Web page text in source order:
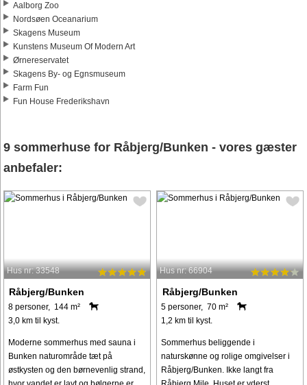
Aalborg Zoo
Nordsøen Oceanarium
Skagens Museum
Kunstens Museum Of Modern Art
Ørnereservatet
Skagens By- og Egnsmuseum
Farm Fun
Fun House Frederikshavn
9 sommerhuse for Råbjerg/Bunken - vores gæster
anbefaler:
Hus nr: 33548
Råbjerg/Bunken
8 personer, 144 m²
3,0 km til kyst.
Moderne sommerhus med sauna i
Bunken naturområde tæt på
østkysten og den børnevenlig strand,
Hus nr: 66904
Råbjerg/Bunken
5 personer, 70 m²
1,2 km til kyst.
Sommerhus beliggende i
naturskønne og rolige omgivelser i
Råbjerg/Bunken. Ikke langt fra